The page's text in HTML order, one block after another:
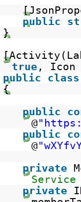
public
}
true ,
public class
{
public
@"
public
@
private
private